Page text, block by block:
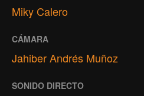
Miky Calero
CÁMARA
Jahiber Andrés Muñoz
SONIDO DIRECTO